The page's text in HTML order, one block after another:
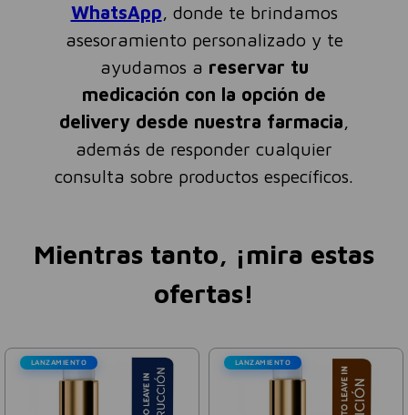
WhatsApp, donde te brindamos
asesoramiento personalizado y te
ayudamos a reservar tu
medicación con la opción de
delivery desde nuestra farmacia,
además de responder cualquier
consulta sobre productos específicos.
Mientras tanto, ¡mira estas
ofertas!
LANZAMIENTO LANZAMIENTO